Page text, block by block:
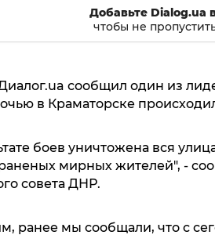
Добавьте Dialog.ua
чтобы не
сообщил один из
в Краматорске
боев уничтожена вся
мирных жителей", -
совета ДНР.
ранее мы сообщали, что с